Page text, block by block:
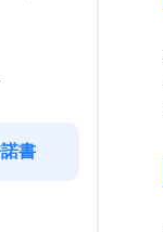
書